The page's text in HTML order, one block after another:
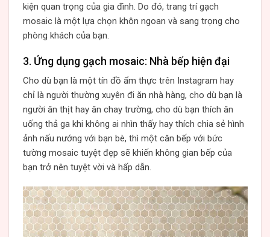
kiện quan trọng của gia đình. Do đó, trang trí gạch
mosaic là một lựa chọn khôn ngoan và sang trọng cho
phòng khách của bạn.
3. Ứng dụng gạch mosaic: Nhà bếp hiện đại
Cho dù bạn là một tín đồ ẩm thực trên Instagram hay
chỉ là người thường xuyên đi ăn nhà hàng, cho dù bạn là
người ăn thịt hay ăn chay trường, cho dù bạn thích ăn
uống thả ga khi không ai nhìn thấy hay thích chia sẻ hình
ảnh nấu nướng với bạn bè, thì một căn bếp với bức
tường mosaic tuyệt đẹp sẽ khiến không gian bếp của
bạn trở nên tuyệt vời và hấp dẫn.